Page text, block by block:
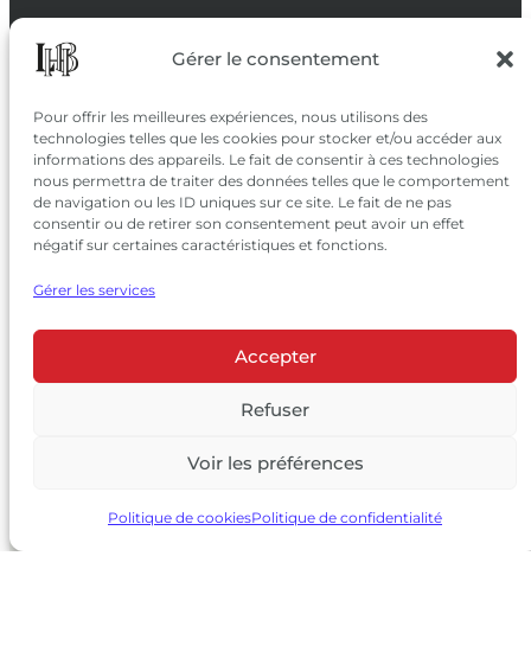
Gérer le consentement
Pour offrir les meilleures expériences, nous utilisons des
technologies telles que les cookies pour stocker et/ou accéder aux
informations des appareils. Le fait de consentir à ces technologies
nous permettra de traiter des données telles que le comportement
de navigation ou les ID uniques sur ce site. Le fait de ne pas
consentir ou de retirer son consentement peut avoir un effet
négatif sur certaines caractéristiques et fonctions.
Gérer les services
Accepter
Refuser
Voir les préférences
Politique de cookiesPolitique de confidentialité
SUIVEZ-NOUS
SUR LES RÉSEAUX
© 2026 Château Larrivet Haut-Brion |
Mentions légales|Politique de confidentialité
|CGV
L’ABUS D’ALCOOL EST DANGEREUX POUR LA SANTÉ, À